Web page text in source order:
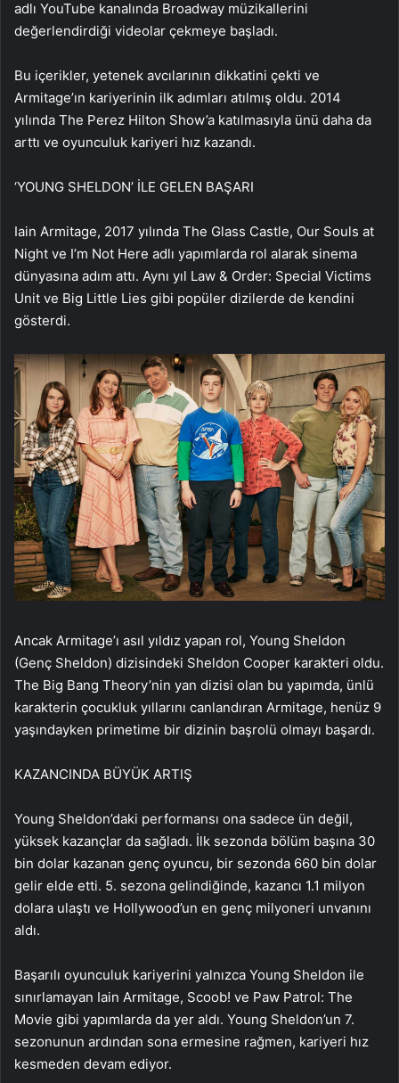
adlı YouTube kanalında Broadway müzikallerini
değerlendirdiği videolar çekmeye başladı.
Bu içerikler, yetenek avcılarının dikkatini çekti ve
Armitage’ın kariyerinin ilk adımları atılmış oldu. 2014
yılında The Perez Hilton Show’a katılmasıyla ünü daha da
arttı ve oyunculuk kariyeri hız kazandı.
‘YOUNG SHELDON’ İLE GELEN BAŞARI
Iain Armitage, 2017 yılında The Glass Castle, Our Souls at
Night ve I’m Not Here adlı yapımlarda rol alarak sinema
dünyasına adım attı. Aynı yıl Law & Order: Special Victims
Unit ve Big Little Lies gibi popüler dizilerde de kendini
gösterdi.
Ancak Armitage’ı asıl yıldız yapan rol, Young Sheldon
(Genç Sheldon) dizisindeki Sheldon Cooper karakteri oldu.
The Big Bang Theory’nin yan dizisi olan bu yapımda, ünlü
karakterin çocukluk yıllarını canlandıran Armitage, henüz 9
yaşındayken primetime bir dizinin başrolü olmayı başardı.
KAZANCINDA BÜYÜK ARTIŞ
Young Sheldon’daki performansı ona sadece ün değil,
yüksek kazançlar da sağladı. İlk sezonda bölüm başına 30
bin dolar kazanan genç oyuncu, bir sezonda 660 bin dolar
gelir elde etti. 5. sezona gelindiğinde, kazancı 1.1 milyon
dolara ulaştı ve Hollywood’un en genç milyoneri unvanını
aldı.
Başarılı oyunculuk kariyerini yalnızca Young Sheldon ile
sınırlamayan Iain Armitage, Scoob! ve Paw Patrol: The
Movie gibi yapımlarda da yer aldı. Young Sheldon’un 7.
sezonunun ardından sona ermesine rağmen, kariyeri hız
kesmeden devam ediyor.